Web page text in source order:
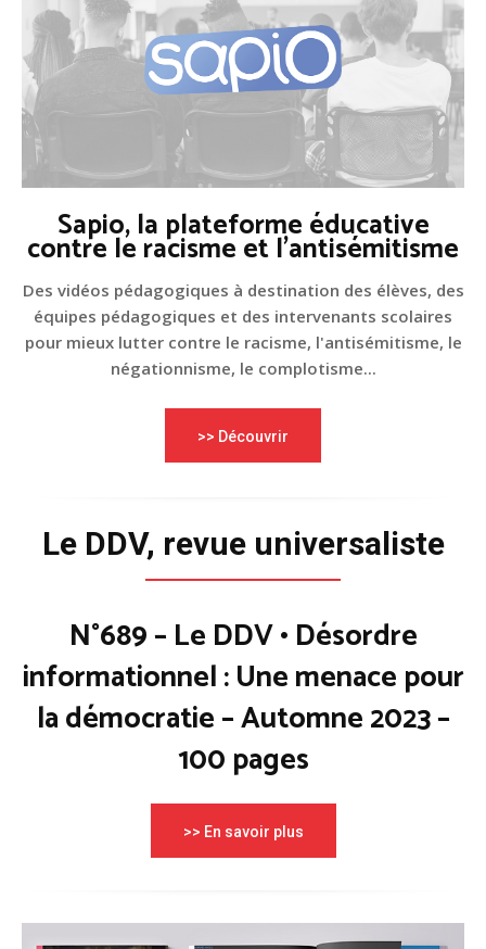
Sapio, la plateforme éducative
contre le racisme et l'antisémitisme
Des vidéos pédagogiques à destination des élèves, des
équipes pédagogiques et des intervenants scolaires
pour mieux lutter contre le racisme, l'antisémitisme, le
négationnisme, le complotisme...
>> Découvrir
Le DDV, revue universaliste
N°689 – Le DDV • Désordre
informationnel : Une menace pour
la démocratie – Automne 2023 –
100 pages
>> En savoir plus